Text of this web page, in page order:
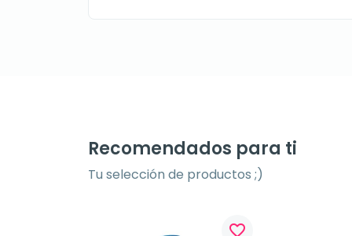
Recomendados para ti
Tu selección de productos ;)
favorite_border